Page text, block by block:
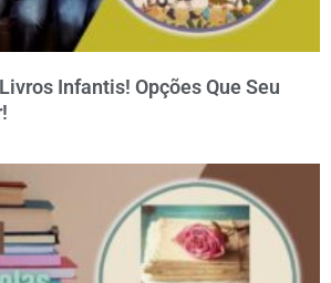
Infantis! Opções Que Seu